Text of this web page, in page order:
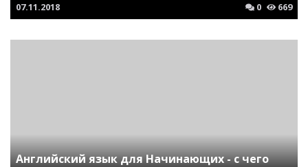
07.11.2018 0 669
Английский язык для Начинающих - с чего